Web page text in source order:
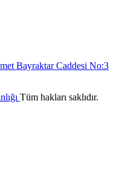
Bayraktar Caddesi No:3
Tüm hakları saklıdır.